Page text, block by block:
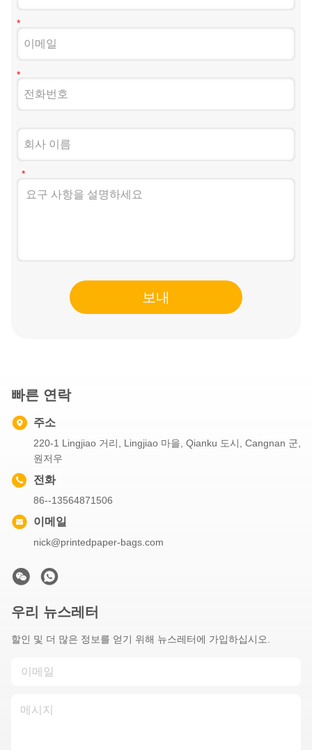
보내
빠른 연락
주소
220-1 Lingjiao 거리, Lingjiao 마을, Qianku 도시, Cangnan 군,
원저우
전화
86--13564871506
이메일
nick@printedpaper-bags.com
우리 뉴스레터
할인 및 더 많은 정보를 얻기 위해 뉴스레터에 가입하십시오.